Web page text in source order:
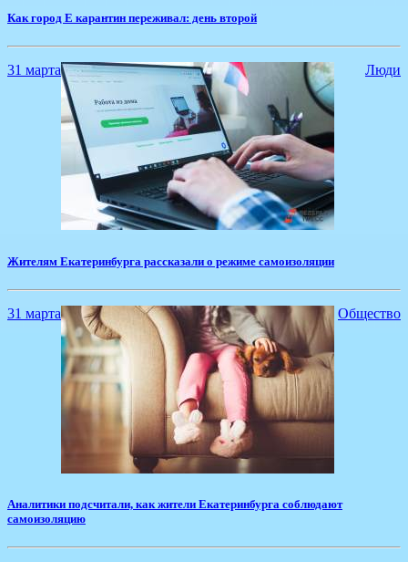
Как город Е карантин переживал: день второй
31 марта Люди
Жителям Екатеринбурга рассказали о режиме самоизоляции
31 марта Общество
Аналитики подсчитали, как жители Екатеринбурга соблюдают
самоизоляцию